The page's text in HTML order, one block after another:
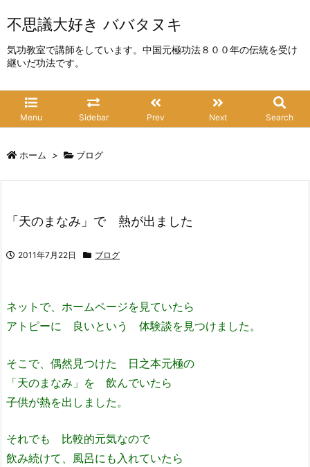
不思議大好き ババタヌキ
気功教室で講師をしています。中国元極功法８００年の伝統を受け
継いだ功法です。
Menu Sidebar Prev Next Search
ホーム > ブログ
「天のまなみ」で 熱が出ました
2011年7月22日 ブログ
ネットで、ホームページを見ていたら
アトピーに 良いという 体験談を見つけました。
そこで、偶然見つけた 日之本元極の
「天のまなみ」を 飲んでいたら
子供が熱を出しました。
それでも 比較的元気なので
飲み続けて、風呂にも入れていたら